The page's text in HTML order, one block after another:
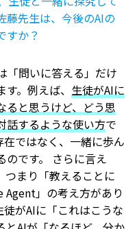
藤先生は、今後のAIの
すか？
「問いに答える」だけ
。例えば、 生徒がAIに
ると思うけど、どう思
話するような使い方で
ではなく、一緒に歩ん
のです。 さらに言え
まり「教えることに
Agent」の考え方があり
がAIに「これはこうな